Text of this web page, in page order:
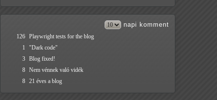
napi komment
126 Playwright tests for the blog
1
"Dark code"
3 Blog fixed!
8 Nem vénnek való vidék
8 21 éves a blog